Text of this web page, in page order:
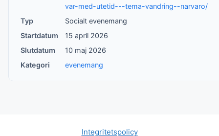
var-med-utetid---tema-vandring--narvaro/
Typ
Socialt evenemang
Startdatum
15 april 2026
Slutdatum
10 maj 2026
Kategori
evenemang
Integritetspolicy